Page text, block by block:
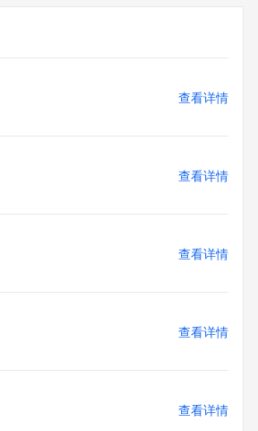
查看详情
查看详情
查看详情
查看详情
查看详情